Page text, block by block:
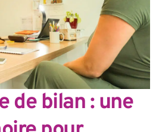
de bilan : une